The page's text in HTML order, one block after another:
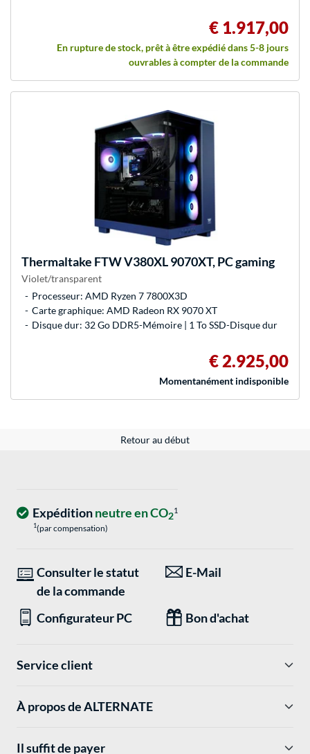
€ 1.917,00
En rupture de stock, prêt à être expédié dans 5-8 jours
ouvrables à compter de la commande
Thermaltake FTW V380XL 9070XT, PC gaming
Violet/transparent
Processeur: AMD Ryzen 7 7800X3D
Carte graphique: AMD Radeon RX 9070 XT
Disque dur: 32 Go DDR5-Mémoire | 1 To SSD-Disque dur
€ 2.925,00
Momentanément indisponible
Retour au début
Expéditionneutre en CO21
1(par compensation)
Consulter le statut
de la commande
E-Mail
Configurateur PC Bon d'achat
Service client
À propos de ALTERNATE
Il suffit de payer